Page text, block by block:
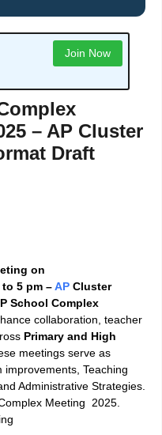
Join Now
– AP Cluster
Draft
on
to 5 pm –AP Cluster
School Complex
collaboration, teacher
Primary and High
meetings serve as
improvements, Teaching
Administrative Strategies.
Meeting 2025.